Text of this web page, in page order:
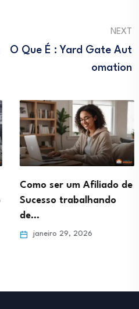
NEXT
O Que É : Yard Gate Aut
Omation
Como ser um Afiliado de
Sucesso trabalhando
de…
janeiro 29, 2026